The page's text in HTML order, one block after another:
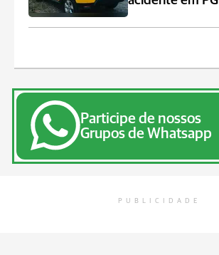
Participe de nossos
Grupos de Whatsapp
PUBLICIDADE